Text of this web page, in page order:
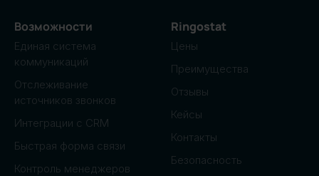
Возможности
Единая система
коммуникаций
Отслеживание
источников звонков
Интеграции с CRM
Быстрая форма связи
Контроль менеджеров
Ringostat
Цены
Преимущества
Отзывы
Кейсы
Контакты
Безопасность